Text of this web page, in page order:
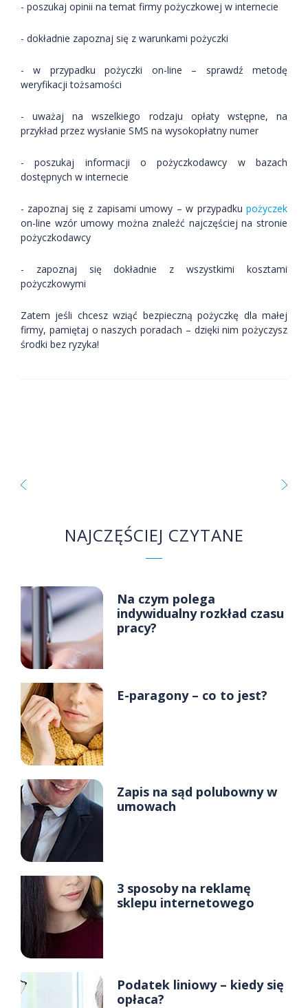
- poszukaj opinii na temat firmy pożyczkowej w internecie
- dokładnie zapoznaj się z warunkami pożyczki
- w przypadku pożyczki on-line – sprawdź metodę
weryfikacji tożsamości
- uważaj na wszelkiego rodzaju opłaty wstępne, na
przykład przez wysłanie SMS na wysokopłatny numer
- poszukaj informacji o pożyczkodawcy w bazach
dostępnych w internecie
- zapoznaj się z zapisami umowy – w przypadku pożyczek
on-line wzór umowy można znaleźć najczęściej na stronie
pożyczkodawcy
- zapoznaj się dokładnie z wszystkimi kosztami
pożyczkowymi
Zatem jeśli chcesz wziąć bezpieczną pożyczkę dla małej
firmy, pamiętaj o naszych poradach – dzięki nim pożyczysz
środki bez ryzyka!
NAJCZĘŚCIEJ CZYTANE
Na czym polega
indywidualny rozkład czasu
pracy?
E-paragony – co to jest?
Zapis na sąd polubowny w
umowach
3 sposoby na reklamę
sklepu internetowego
Podatek liniowy – kiedy się
opłaca?